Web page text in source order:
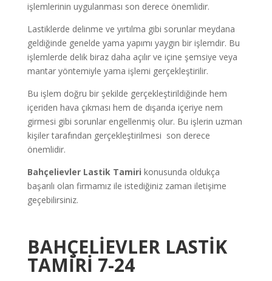
işlemlerinin uygulanması son derece önemlidir.
Lastiklerde delinme ve yırtılma gibi sorunlar meydana
geldiğinde genelde yama yapımı yaygın bir işlemdir. Bu
işlemlerde delik biraz daha açılır ve içine şemsiye veya
mantar yöntemiyle yama işlemi gerçekleştirilir.
Bu işlem doğru bir şekilde gerçekleştirildiğinde hem
içeriden hava çıkması hem de dışarıda içeriye nem
girmesi gibi sorunlar engellenmiş olur. Bu işlerin uzman
kişiler tarafından gerçekleştirilmesi son derece
önemlidir.
Bahçelievler Lastik Tamiri konusunda oldukça
başarılı olan firmamız ile istediğiniz zaman iletişime
geçebilirsiniz.
BAHÇELİEVLER LASTİK
TAMİRİ 7-24